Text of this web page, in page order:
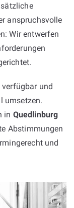
anspruchsvolle
Wir entwerfen
und
umsetzen.
in Quedlinburg
Abstimmungen
und